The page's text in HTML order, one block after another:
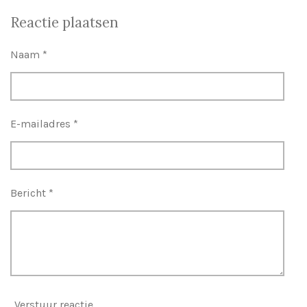
e
e
l
a
r
e
Reactie plaatsen
Naam *
E-mailadres *
Bericht *